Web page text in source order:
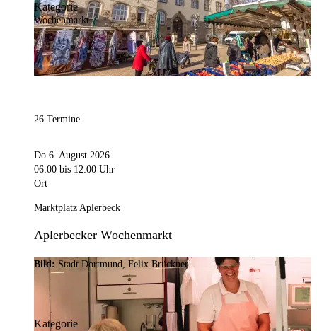
Kategorie
Wochenmarkt
26 Termine
Do 6. August 2026
06:00 bis 12:00 Uhr
Ort
Marktplatz Aplerbeck
Aplerbecker Wochenmarkt
Bild: Stadt Dortmund, Felix Brückner
Kategorie